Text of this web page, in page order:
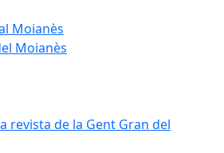
Moianès
Moianès
revista de la Gent Gran del